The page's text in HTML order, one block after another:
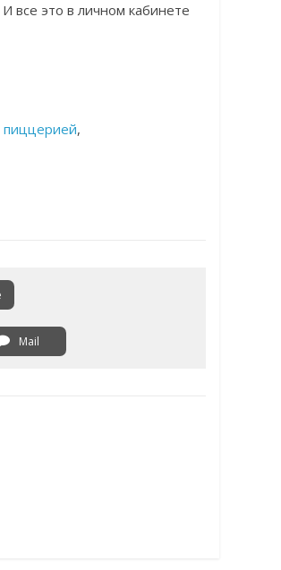
все это в личном кабинете
пиццерией,
Mail